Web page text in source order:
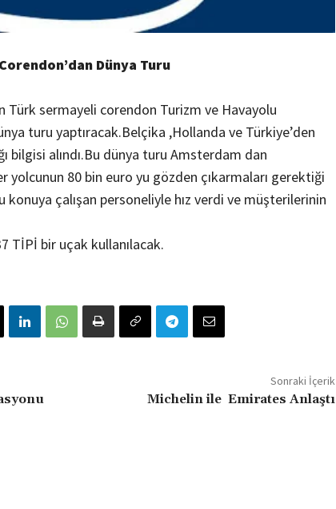
Corendon’dan Dünya Turu
Türk sermayeli corendon Turizm ve Havayolu
turu yaptıracak.Belçika ,Hollanda ve Türkiye’den
bilgisi alındı.Bu dünya turu Amsterdam dan
yolcunun 80 bin euro yu gözden çıkarmaları gerektiği
konuya çalışan personeliyle hız verdi ve müşterilerinin
TİPİ bir uçak kullanılacak.
Sonraki İçerik
Michelin ile Emirates Anlaştı